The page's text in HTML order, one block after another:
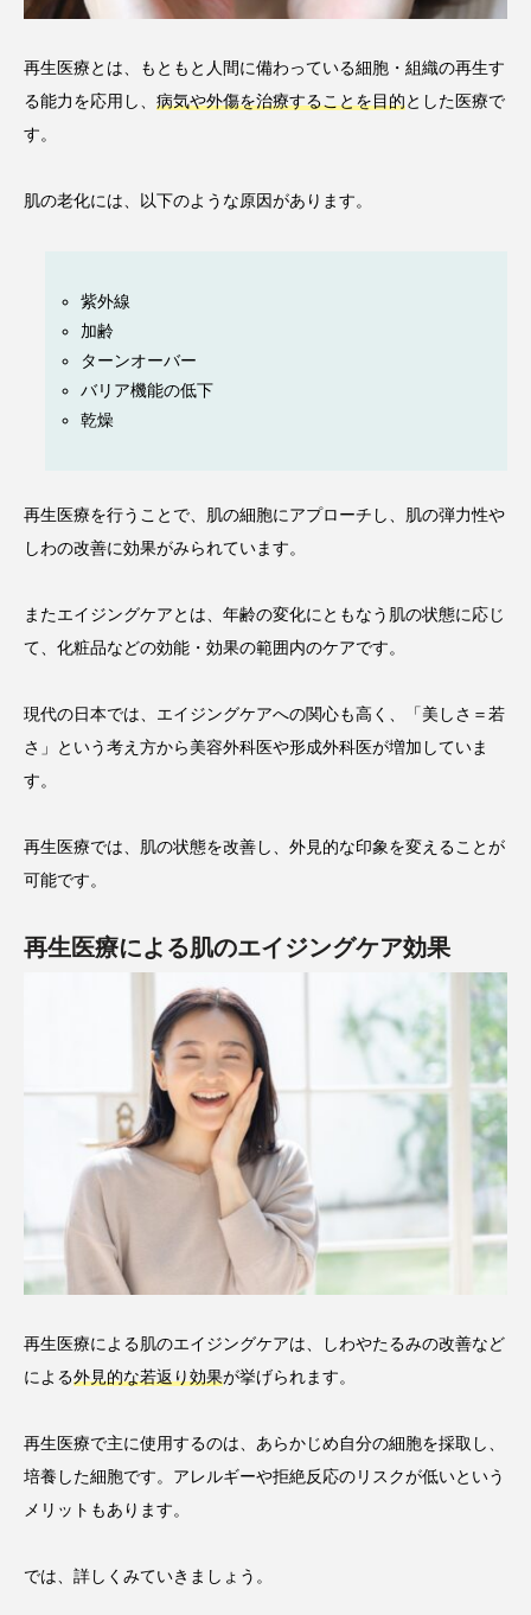
再生医療とは、もともと人間に備わっている細胞・組織の再生す
る能力を応用し、 病気や外傷を治療することを目的 とした医療で
す。
肌の老化には、以下のような原因があります。
紫外線
加齢
ターンオーバー
バリア機能の低下
乾燥
再生医療を行うことで、肌の細胞にアプローチし、肌の弾力性や
しわの改善に効果がみられています。
またエイジングケアとは、年齢の変化にともなう肌の状態に応じ
て、化粧品などの効能・効果の範囲内のケアです。
現代の日本では、エイジングケアへの関心も高く、「美しさ＝若
さ」という考え方から美容外科医や形成外科医が増加していま
す。
再生医療では、肌の状態を改善し、外見的な印象を変えることが
可能です。
再生医療による肌のエイジングケア効果
再生医療による肌のエイジングケアは、しわやたるみの改善など
による外見的な若返り効果が挙げられます。
再生医療で主に使用するのは、あらかじめ自分の細胞を採取し、
培養した細胞です。アレルギーや拒絶反応のリスクが低いという
メリットもあります。
では、詳しくみていきましょう。